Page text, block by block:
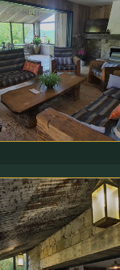
Séjour et Véranda
Séjour et Véranda